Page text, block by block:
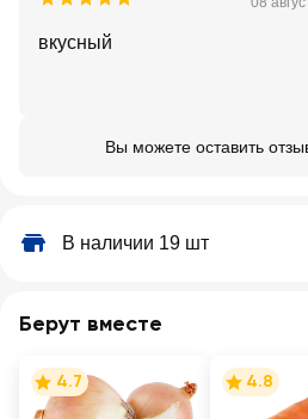
вкусный
Вы можете оставить
В наличии 19 шт
Берут вместе
4.7 4.8